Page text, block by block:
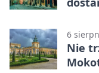
6
Nie